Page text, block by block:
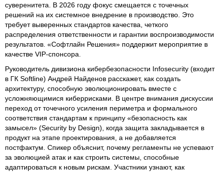
суверенитета. В 2026 году фокус смещается с точечных
решений на их системное внедрение в производство. Это
требует выверенных стандартов качества, четкого
распределения ответственности и гарантии воспроизводимости
результатов. «Софтлайн Решения» поддержит мероприятие в
качестве VIP-спонсора.
Руководитель дивизиона кибербезопасности Infosecurity (входит
в ГК Softline) Андрей Найденов расскажет, как создать
архитектуру, способную эволюционировать вместе с
усложняющимися киберрисками. В центре внимания дискуссии
переход от точечного усиления периметра и формального
соответствия стандартам к принципу «безопасность как
замысел» (Security by Design), когда защита закладывается в
продукт на этапе проектирования, а не добавляется
постфактум. Спикер объяснит, почему регламенты не успевают
за эволюцией атак и как строить системы, способные
адаптироваться к новым рискам. Участники узнают, как